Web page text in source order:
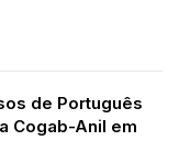
de Português
Cogab-Anil em